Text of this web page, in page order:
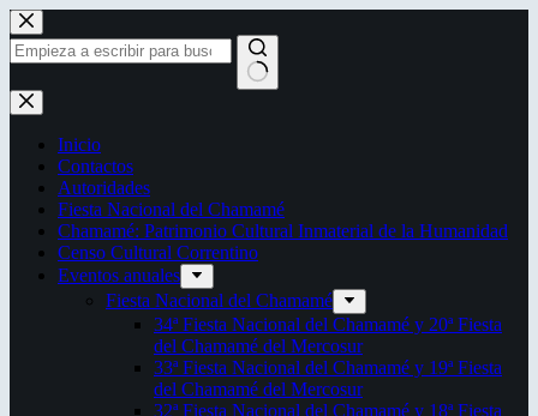
Saltar
al
contenido
Sin
resultados
Inicio
Contactos
Autoridades
Fiesta Nacional del Chamamé
Chamamé: Patrimonio Cultural Inmaterial de la Humanidad
Censo Cultural Correntino
Eventos anuales
Fiesta Nacional del Chamamé
34ª Fiesta Nacional del Chamamé y 20ª Fiesta
del Chamamé del Mercosur
33ª Fiesta Nacional del Chamamé y 19ª Fiesta
del Chamamé del Mercosur
32ª Fiesta Nacional del Chamamé y 18ª Fiesta